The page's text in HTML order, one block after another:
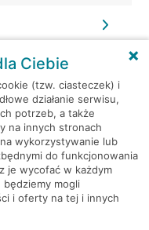
Ciebie
(tzw. ciasteczek) i
działanie serwisu,
potrzeb, a także
na innych stronach
wykorzystywanie lub
do funkcjonowania
je wycofać w każdym
mogli
i oferty na tej i innych